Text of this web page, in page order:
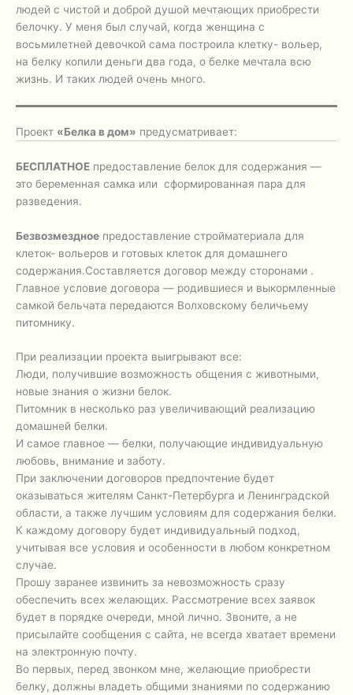
людей с чистой и доброй душой мечтающих приобрести
белочку. У меня был случай, когда женщина с
восьмилетней девочкой сама построила клетку- вольер,
на белку копили деньги два года, о белке мечтала всю
жизнь. И таких людей очень много.
Проект «Белка в дом» предусматривает:
БЕСПЛАТНОЕ предоставление белок для содержания —
это беременная самка или сформированная пара для
разведения.
Безвозмездное предоставление стройматериала для
клеток- вольеров и готовых клеток для домашнего
содержания.Составляется договор между сторонами .
Главное условие договора — родившиеся и выкормленные
самкой бельчата передаются Волховскому беличьему
питомнику.
При реализации проекта выигрывают все:
Люди, получившие возможность общения с животными,
новые знания о жизни белок.
Питомник в несколько раз увеличивающий реализацию
домашней белки.
И самое главное — белки, получающие индивидуальную
любовь, внимание и заботу.
При заключении договоров предпочтение будет
оказываться жителям Санкт-Петербурга и Ленинградской
области, а также лучшим условиям для содержания белки.
К каждому договору будет индивидуальный подход,
учитывая все условия и особенности в любом конкретном
случае.
Прошу заранее извинить за невозможность сразу
обеспечить всех желающих. Рассмотрение всех заявок
будет в порядке очереди, мной лично. Звоните, а не
присылайте сообщения с сайта, не всегда хватает времени
на электронную почту.
Во первых, перед звонком мне, желающие приобрести
белку, должны владеть общими знаниями по содержанию